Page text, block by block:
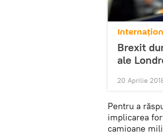
Brexit
ale
20 Aprilie
Pentru a
implicarea
camioane